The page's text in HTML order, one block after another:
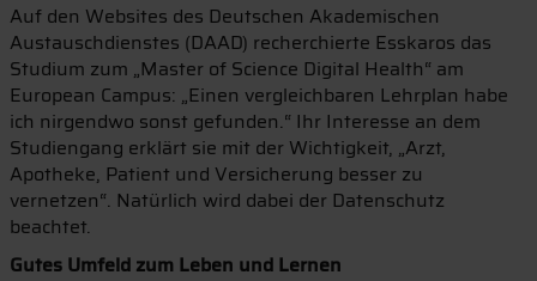
Auf den Websites des Deutschen Akademischen
Austauschdienstes (DAAD) recherchierte Esskaros das
Studium zum „Master of Science Digital Health“ am
European Campus: „Einen vergleichbaren Lehrplan habe
ich nirgendwo sonst gefunden.“ Ihr Interesse an dem
Studiengang erklärt sie mit der Wichtigkeit, „Arzt,
Apotheke, Patient und Versicherung besser zu
vernetzen“. Natürlich wird dabei der Datenschutz
beachtet.
Gutes Umfeld zum Leben und Lernen